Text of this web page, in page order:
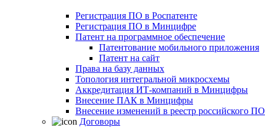
Регистрация ПО в Роспатенте
Регистрация ПО в Минцифре
Патент на программное обеспечение
Патентование мобильного приложения
Патент на сайт
Права на базу данных
Топология интегральной микросхемы
Аккредитация ИТ-компаний в Минцифры
Внесение ПАК в Минцифры
Внесение изменений в реестр российского ПО
Договоры